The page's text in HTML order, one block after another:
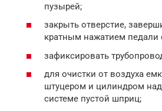
пузырей;
закрыть отверстие,
кратным нажатием педали
зафиксировать
для очистки от воздуха
штуцером и цилиндром
системе пустой шприц;